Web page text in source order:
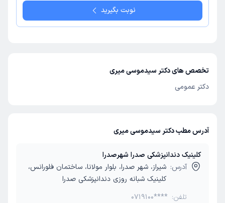
نوبت بگیرید
تخصص های دکتر سیدموسی میری
دکتر عمومی
آدرس مطب دکتر سیدموسی میری
کلینیک دندانپزشکی صدرا شهرصدرا
آدرس: شیراز، شهر صدرا، بلوار مولانا، ساختمان فلورانس،
کلینیک شبانه روزی دندانپزشکی صدرا
تلفن: 0719100****